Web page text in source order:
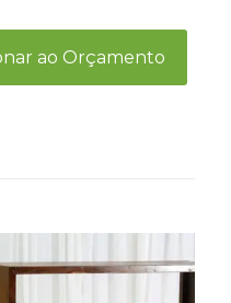
ao Orçamento